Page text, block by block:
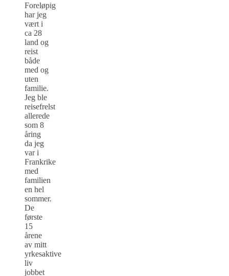
Foreløpig
har jeg
vært i
ca 28
land og
reist
både
med og
uten
familie.
Jeg ble
reisefrelst
allerede
som 8
åring
da jeg
var i
Frankrike
med
familien
en hel
sommer.
De
første
15
årene
av mitt
yrkesaktive
liv
jobbet